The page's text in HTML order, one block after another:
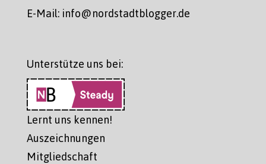
E-Mail: info@nordstadtblogger.de
Unterstütze uns bei:
Lernt uns kennen!
Auszeichnungen
Mitgliedschaft